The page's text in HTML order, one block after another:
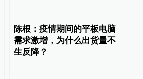
陈根：疫情期间的平板电脑
需求激增，为什么出货量不
生反降？